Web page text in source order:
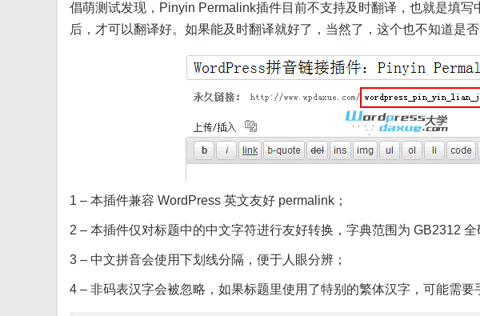
倡萌测试发现，Pinyin Permalink插件目前不支持及时翻译，也就是填
后，才可以翻译好。如果能及时翻译就好了，当然了，这个也不知道是
1 – 本插件兼容 WordPress 英文友好 permalink；
2 – 本插件仅对标题中的中文字符进行友好转换，字典范围为 GB2312 全
3 – 中文拼音会使用下划线分隔，便于人眼分辨；
4 – 非码表汉字会被忽略，如果标题里使用了特别的繁体汉字，可能需要